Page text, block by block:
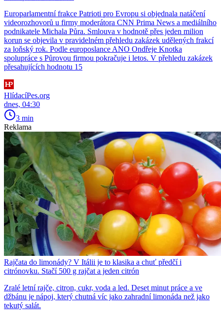
Europarlamentní frakce Patrioti pro Evropu si objednala natáčení
videorozhovorů u firmy moderátora CNN Prima News a mediálního
podnikatele Michala Půra. Smlouva v hodnotě přes jeden milion
korun se objevila v pravidelném přehledu zakázek udělených frakcí
za loňský rok. Podle europoslance ANO Ondřeje Knotka
spolupráce s Půrovou firmou pokračuje i letos. V přehledu zakázek
přesahujících hodnotu 15
HlídacíPes.org
dnes, 04:30
3 min
Reklama
Rajčata do limonády? V Itálii je to klasika a chuť předčí i
citrónovku. Stačí 500 g rajčat a jeden citrón
Zralé letní rajče, citron, cukr, voda a led. Deset minut práce a ve
džbánu je nápoj, který chutná víc jako zahradní limonáda než jako
tekutý salát.